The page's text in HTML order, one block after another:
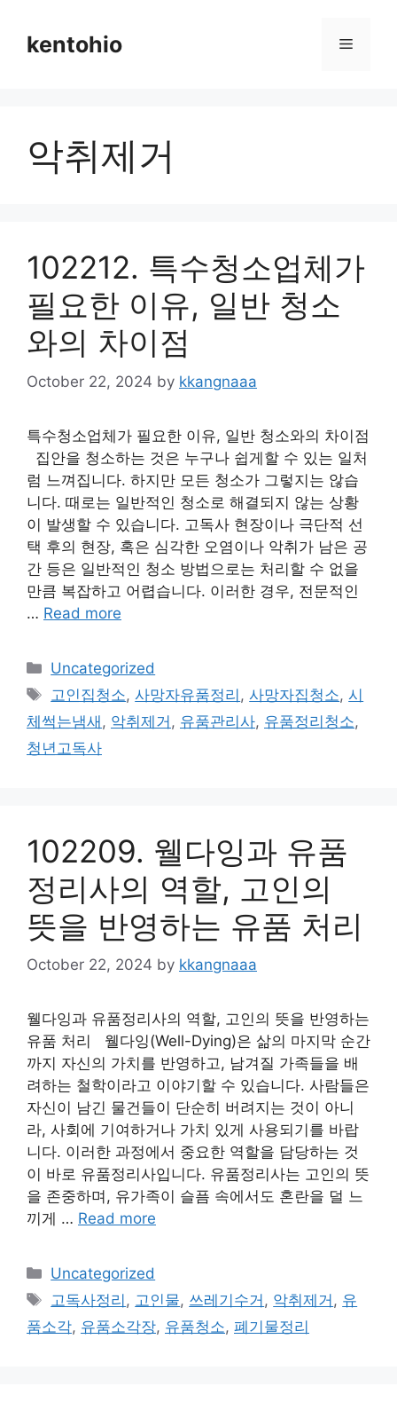
contentkentohio Menu
악취제거
102212. 특수청소업체가
필요한 이유, 일반 청소
와의 차이점
October 22, 2024 by kkangnaaa
특수청소업체가 필요한 이유, 일반 청소와의 차이점
집안을 청소하는 것은 누구나 쉽게할 수 있는 일처
럼 느껴집니다. 하지만 모든 청소가 그렇지는 않습
니다. 때로는 일반적인 청소로 해결되지 않는 상황
이 발생할 수 있습니다. 고독사 현장이나 극단적 선
택 후의 현장, 혹은 심각한 오염이나 악취가 남은 공
간 등은 일반적인 청소 방법으로는 처리할 수 없을
만큼 복잡하고 어렵습니다. 이러한 경우, 전문적인
… Read more
Categories
Uncategorized
Tags
고인집청소,사망자유품정리 ,사망자집청소,시
체썩는냄새 , 악취제거 , 유품관리사, 유품정리청소,
청년고독사
102209. 웰다잉과 유품
정리사의 역할, 고인의
뜻을 반영하는 유품 처리
October 22, 2024 by kkangnaaa
웰다잉과 유품정리사의 역할, 고인의 뜻을 반영하는
유품 처리 웰다잉(Well-Dying)은 삶의 마지막 순간
까지 자신의 가치를 반영하고, 남겨질 가족들을 배
려하는 철학이라고 이야기할 수 있습니다. 사람들은
자신이 남긴 물건들이 단순히 버려지는 것이 아니
라, 사회에 기여하거나 가치 있게 사용되기를 바랍
니다. 이러한 과정에서 중요한 역할을 담당하는 것
이 바로 유품정리사입니다. 유품정리사는 고인의 뜻
을 존중하며, 유가족이 슬픔 속에서도 혼란을 덜 느
끼게 … Read more
Categories
Uncategorized
Tags
고독사정리 , 고인물, 쓰레기수거 , 악취제거 , 유
품소각, 유품소각장, 유품청소, 폐기물정리